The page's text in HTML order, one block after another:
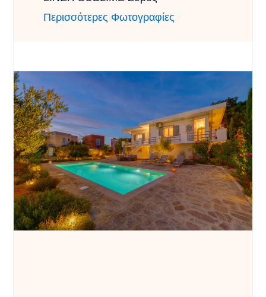
Περισσότερες Φωτογραφίες